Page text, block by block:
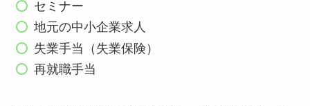
セミナー
地元の中小企業求人
失業手当（失業保険）
再就職手当